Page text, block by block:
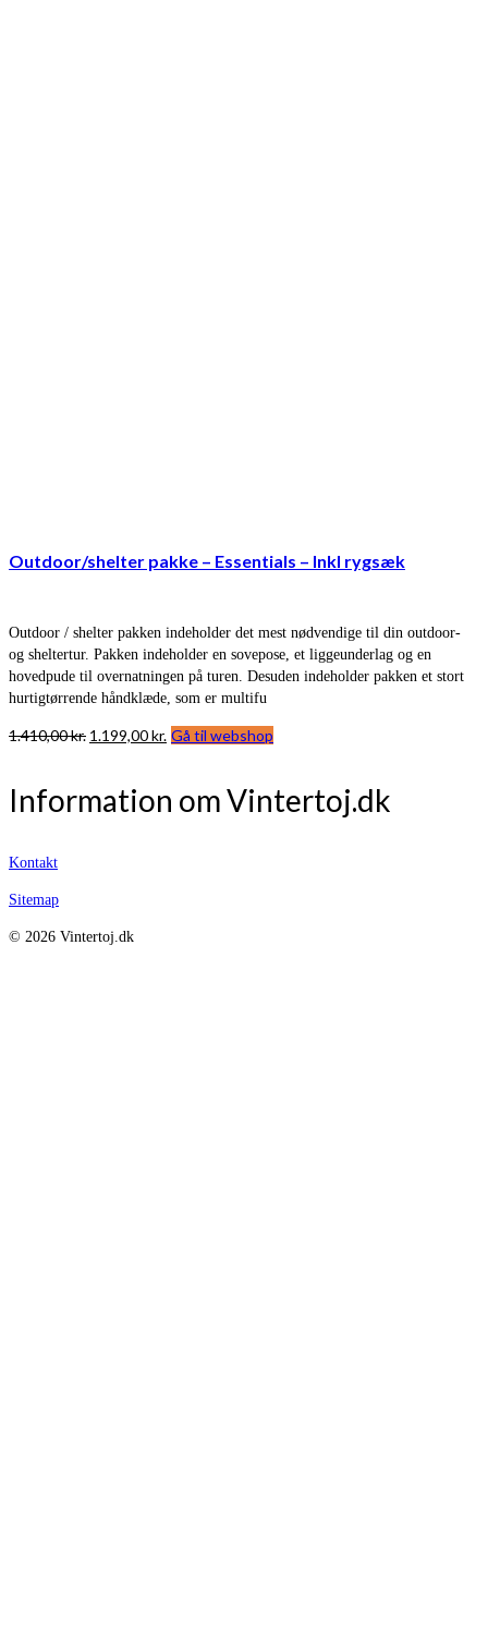
Outdoor/shelter pakke – Essentials – Inkl rygsæk
Outdoor / shelter pakken indeholder det mest nødvendige til din outdoor-
og sheltertur. Pakken indeholder en sovepose, et liggeunderlag og en
hovedpude til overnatningen på turen. Desuden indeholder pakken et stort
hurtigtørrende håndklæde, som er multifu
1.410,00kr. Den
var:
1.199,00kr. Den
er:
Gå til webshop
Information om Vintertoj.dk
Kontakt
Sitemap
© 2026 Vintertoj.dk